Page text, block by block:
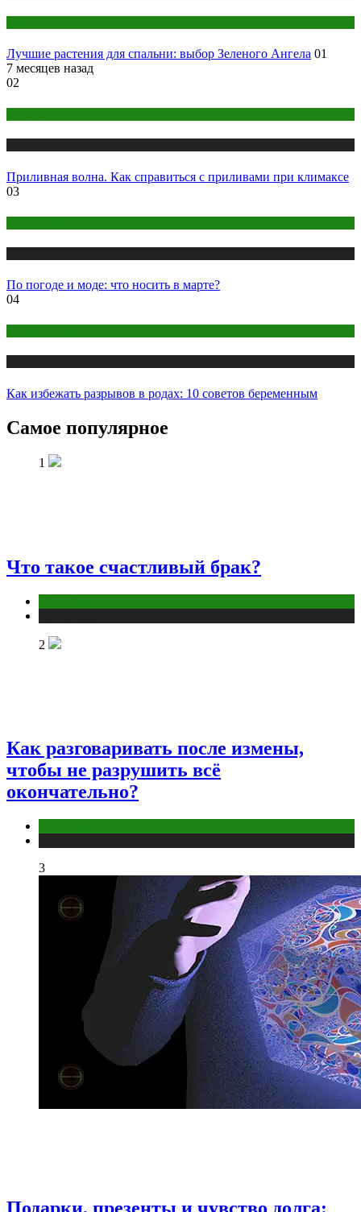
Лучшие растения для спальни: выбор Зеленого Ангела 01
7 месяцев назад
02
Приливная волна. Как справиться с приливами при климаксе
03
По погоде и моде: что носить в марте?
04
Как избежать разрывов в родах: 10 советов беременным
Самое популярное
1
Что такое счастливый брак?
2
Как разговаривать после измены,
чтобы не разрушить всё
окончательно?
3